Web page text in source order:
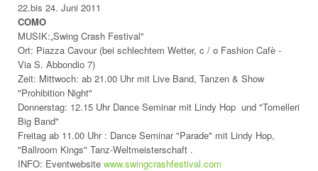
22.bis 24. Juni 2011
COMO
MUSIK:„Swing Crash Festival"
Ort: Piazza Cavour (bei schlechtem Wetter, c / o Fashion Cafè -
Via S. Abbondio 7)
Zeit: Mittwoch: ab 21.00 Uhr mit Live Band, Tanzen & Show
"Prohibition Night"
Donnerstag: 12.15 Uhr Dance Seminar mit Lindy Hop und "Tomelleri
Big Band"
Freitag ab 11.00 Uhr : Dance Seminar "Parade" mit Lindy Hop,
"Ballroom Kings" Tanz-Weltmeisterschaft .
INFO: Eventwebsite www.swingcrashfestival.com